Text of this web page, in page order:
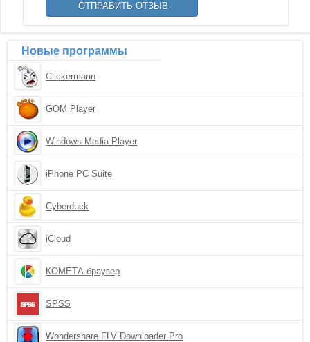
Новые программы
Clickermann
GOM Player
Windows Media Player
iPhone PC Suite
Cyberduck
iCloud
КОМЕТА браузер
SPSS
Wondershare FLV Downloader Pro